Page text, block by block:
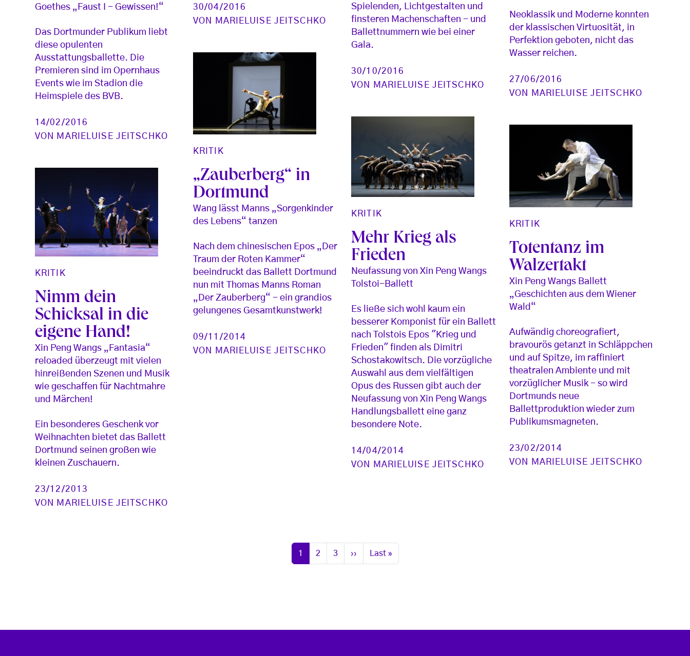
Spielenden, Lichtgestalten und
finsteren Machenschaften - und
Ballettnummern wie bei einer
Gala.
30/10/2016
VON
MARIELUISE JEITSCHKO
Neoklassik und Moderne konnten
der klassischen Virtuosität, in
Perfektion geboten, nicht das
Wasser reichen.
27/06/2016
VON
MARIELUISE JEITSCHKO
30/04/2016
VON
MARIELUISE JEITSCHKO
Goethes „Faust I - Gewissen!“
Das Dortmunder Publikum liebt
diese opulenten
Ausstattungsballette. Die
Premieren sind im Opernhaus
Events wie im Stadion die
Heimspiele des BVB.
14/02/2016
VON
MARIELUISE JEITSCHKO
KRITIK
„Zauberberg“ in
Dortmund
Wang lässt Manns „Sorgenkinder
des Lebens“ tanzen
Nach dem chinesischen Epos „Der
Traum der Roten Kammer“
beeindruckt das Ballett Dortmund
nun mit Thomas Manns Roman
„Der Zauberberg“ - ein grandios
gelungenes Gesamtkunstwerk!
09/11/2014
VON
MARIELUISE JEITSCHKO
KRITIK
Mehr Krieg als
Frieden
Neufassung von Xin Peng Wangs
Tolstoi-Ballett
Es ließe sich wohl kaum ein
besserer Komponist für ein Ballett
nach Tolstois Epos "Krieg und
Frieden" finden als Dimitri
Schostakowitsch. Die vorzügliche
Auswahl aus dem vielfältigen
Opus des Russen gibt auch der
Neufassung von Xin Peng Wangs
Handlungsballett eine ganz
besondere Note.
14/04/2014
VON
MARIELUISE JEITSCHKO
KRITIK
Totentanz im
Walzertakt
Xin Peng Wangs Ballett
„Geschichten aus dem Wiener
Wald“
Aufwändig choreografiert,
bravourös getanzt in Schläppchen
und auf Spitze, im raffiniert
theatralen Ambiente und mit
vorzüglicher Musik - so wird
Dortmunds neue
Ballettproduktion wieder zum
Publikumsmagneten.
23/02/2014
VON
MARIELUISE JEITSCHKO
KRITIK
Nimm dein
Schicksal in die
eigene Hand!
Xin Peng Wangs „Fantasia“
reloaded überzeugt mit vielen
hinreißenden Szenen und Musik
wie geschaffen für Nachtmahre
und Märchen!
Ein besonderes Geschenk vor
Weihnachten bietet das Ballett
Dortmund seinen großen wie
kleinen Zuschauern.
23/12/2013
VON
MARIELUISE JEITSCHKO
Seite
1 Seite
2 Seite
3 Nächste Seite
›› Letzte Seite
Last »